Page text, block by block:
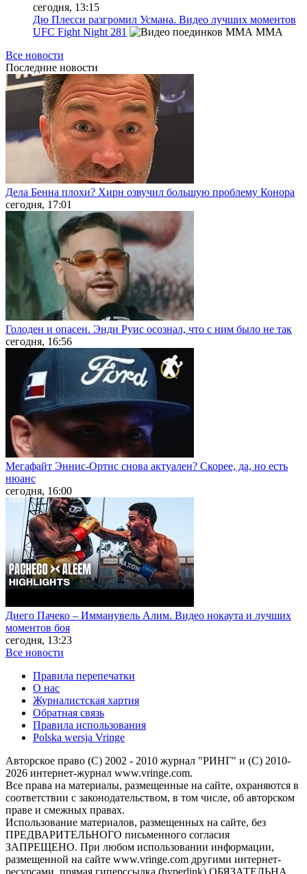
сегодня, 13:15
Дю Плесси разгромил Усмана. Видео лучших моментов
UFC Fight Night 281
MMA
Все новости
Последние новости
Дела Бенна плохи? Хирн озвучил большую проблему Конора
сегодня, 17:01
Голоден и опасен. Энди Руис осознал, что с ним было не так
сегодня, 16:56
Мегафайт Эннис-Ортис снова актуален? Скорее, да, но есть
нюанс
сегодня, 16:00
Диего Пачеко – Имманувель Алим. Видео нокаута и лучших
моментов боя
сегодня, 13:23
Все новости
Правила перепечатки
О нас
Журналистская хартия
Обратная связь
Правила использования
Polska wersja Vringe
Авторское право (С) 2002 - 2010 журнал "РИНГ" и (С) 2010-
2026 интернет-журнал www.vringe.com.
Все права на материалы, размещенные на сайте, охраняются в
соответствии с законодательством, в том числе, об авторском
праве и смежных правах.
Использование материалов, размещенных на сайте, без
ПРЕДВАРИТЕЛЬНОГО письменного согласия
ЗАПРЕЩЕНО. При любом использовании информации,
размещенной на сайте www.vringe.com другими интернет-
ресурсами, прямая гиперссылка (hyperlink) ОБЯЗАТЕЛЬНА.